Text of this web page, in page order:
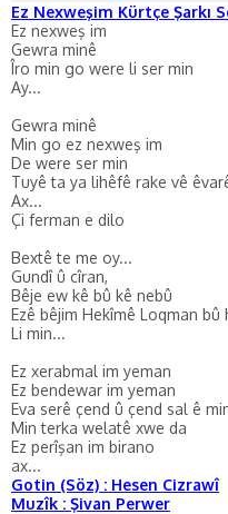
Ez Nexweşim Kürtçe Şarkı
Ez nexweş im
Gewra minê
Îro min go were li ser min
Ay...
Gewra minê
Min go ez nexweş im
De were ser min
Tuyê ta ya lihêfê rake vê
Ax...
Çi ferman e dilo
Bextê te me oy...
Gundî û cîran,
Bêje ew kê bû kê nebû
Ezê bêjim Hekîmê Loqman bû
Li min...
Ez xerabmal im yeman
Ez bendewar im yeman
Eva serê çend û çend sal ê
Min terka welatê xwe da
Ez perîşan im birano
ax...
Gotin (Söz) : Hesen Cizrawî
Muzîk : Şivan Perwer